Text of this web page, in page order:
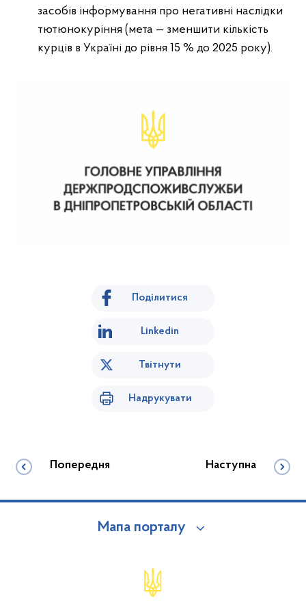
засобів інформування про негативні наслідки
тютюнокуріння (мета — зменшити кількість
курців в Україні до рівня 15 % до 2025 року).
Поділитися
Linkedin
Твітнути
Надрукувати
Попередня Наступна
Мапа порталу